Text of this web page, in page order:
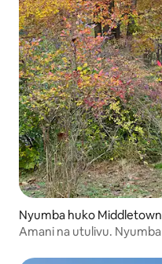
Nyumba huko Middletown
Amani na utulivu. Nyumba ya starehe, ya kujitegemea ya